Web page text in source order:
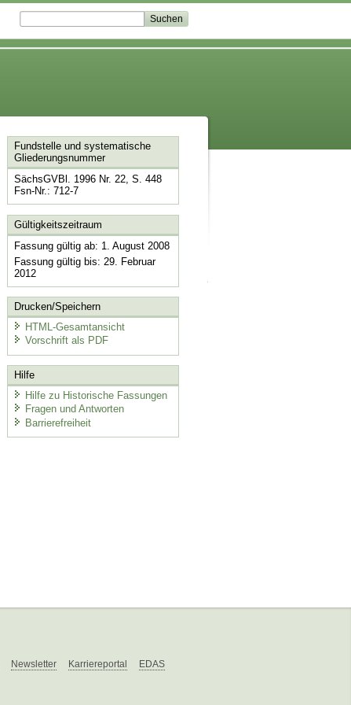
Fundstelle und systematische
Gliederungsnummer
SächsGVBl. 1996 Nr. 22, S. 448
Fsn-Nr.: 712-7
Gültigkeitszeitraum
Fassung gültig ab: 1. August 2008
Fassung gültig bis: 29. Februar
2012
Drucken/Speichern
HTML-Gesamtansicht
Vorschrift als PDF
Hilfe
Hilfe zu Historische Fassungen
Fragen und Antworten
Barrierefreiheit
Newsletter Karriereportal EDAS